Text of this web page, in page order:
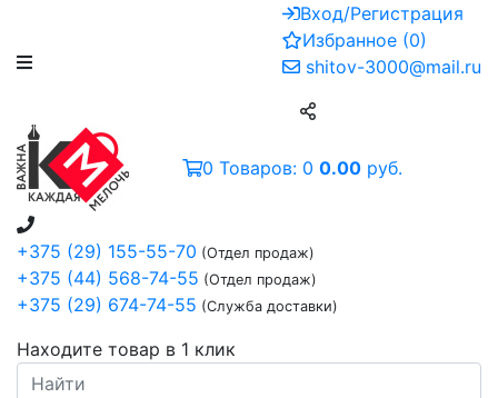
Вход/Регистрация
Избранное (0)
shitov-3000@mail.ru
+375 (29) 155-55-70 (Отдел продаж)
+375 (44) 568-74-55 (Отдел продаж)
+375 (29) 674-74-55 (Служба доставки)
Находите товар в 1 клик
0 Товаров: 0 0.00 руб.